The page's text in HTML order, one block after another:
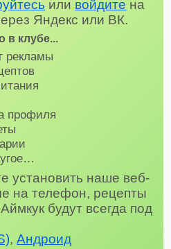
или войдите на
Яндекс или ВК.
в клубе...
рекламы
профиля
установить наше веб-
на телефон, рецепты
будут всегда под
,Андроид